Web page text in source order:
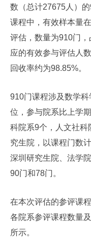
数（总计27675人）
课程中，有效样本量
评估，数量为910门
应的有效参与评估人
回收率约为98.85%。
910门课程涉及数学
位，参与院系比上学
科院系9个，人文社
究生院，以课程门数
深圳研究生院、法学
90门和78门。
在本次评估的参评课
各院系参评课程数量
所示。